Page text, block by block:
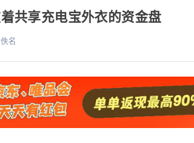
共享充电宝外衣的资金盘
名